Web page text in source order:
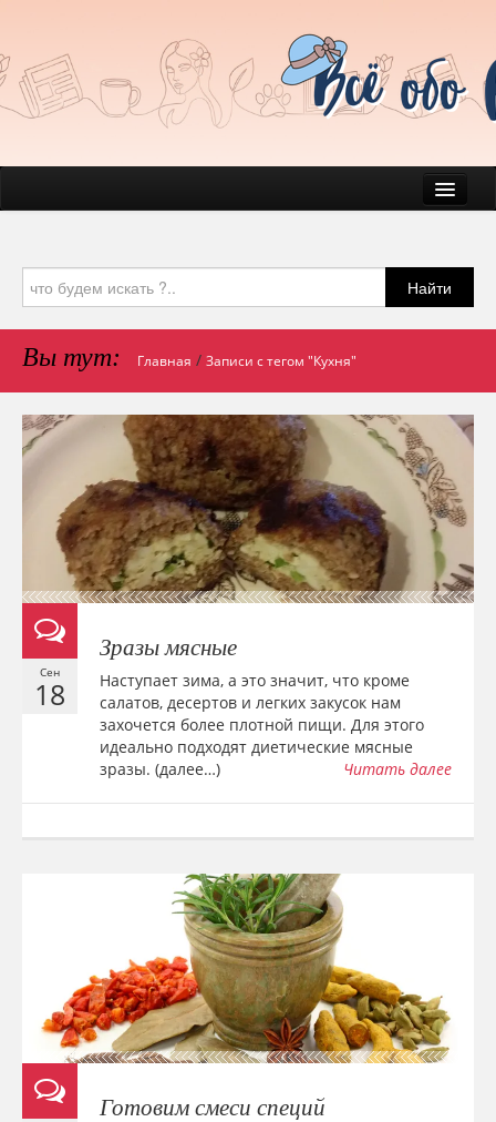
Быт
Красота
Здоровье
Домашние любимчики
Психология
Блог
Найти
Вы тут: Главная / Записи с тегом "Кухня"
Сен
18
Зразы мясные
Наступает зима, а это значит, что кроме
салатов, десертов и легких закусок нам
захочется более плотной пищи. Для этого
идеально подходят диетические мясные
зразы. (далее…)
Читать далее
Готовим смеси специй